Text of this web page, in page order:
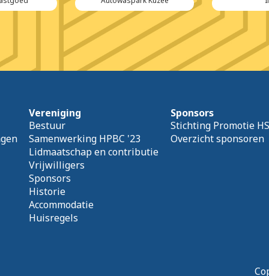
Vereniging
Bestuur
Samenwerking HPBC '23
Lidmaatschap en contributie
Vrijwilligers
Sponsors
Historie
Accommodatie
Huisregels
Sponsors
Stichting Promotie
Overzicht sponsoren